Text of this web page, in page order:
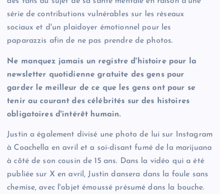
série de contributions vulnérables sur les réseaux
sociaux et d'un plaidoyer émotionnel pour les
paparazzis afin de ne pas prendre de photos.
Ne manquez jamais un registre d'histoire pour la
newsletter quotidienne gratuite des gens pour
garder le meilleur de ce que les gens ont pour se
tenir au courant des célébrités sur des histoires
obligatoires d'intérêt humain.
Justin a également divisé une photo de lui sur Instagram
à Coachella en avril et a soi-disant fumé de la marijuana
à côté de son cousin de 15 ans. Dans la vidéo qui a été
publiée sur X en avril, Justin dansera dans la foule sans
chemise, avec l'objet émoussé présumé dans la bouche.